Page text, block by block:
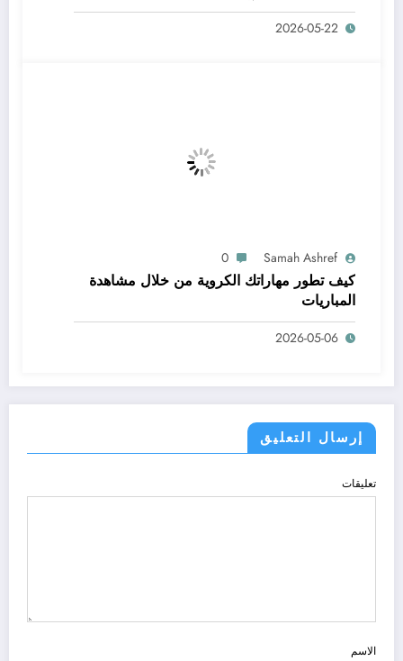
وخالية من المفاجآت
2026-05-22
Samah Ashref
0
كيف تطور مهاراتك الكروية من خلال مشاهدة
المباريات
2026-05-06
إرسال التعليق
تعليقات
الاسم